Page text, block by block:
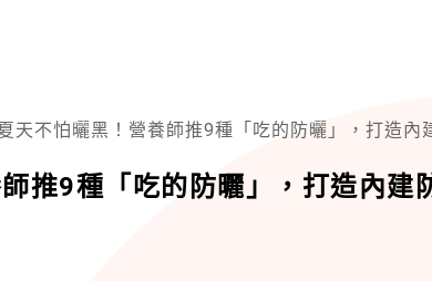
天不怕曬黑！營養師推9種「吃的防曬」，打造內建防護罩抗
推9種「吃的防曬」，打造內建